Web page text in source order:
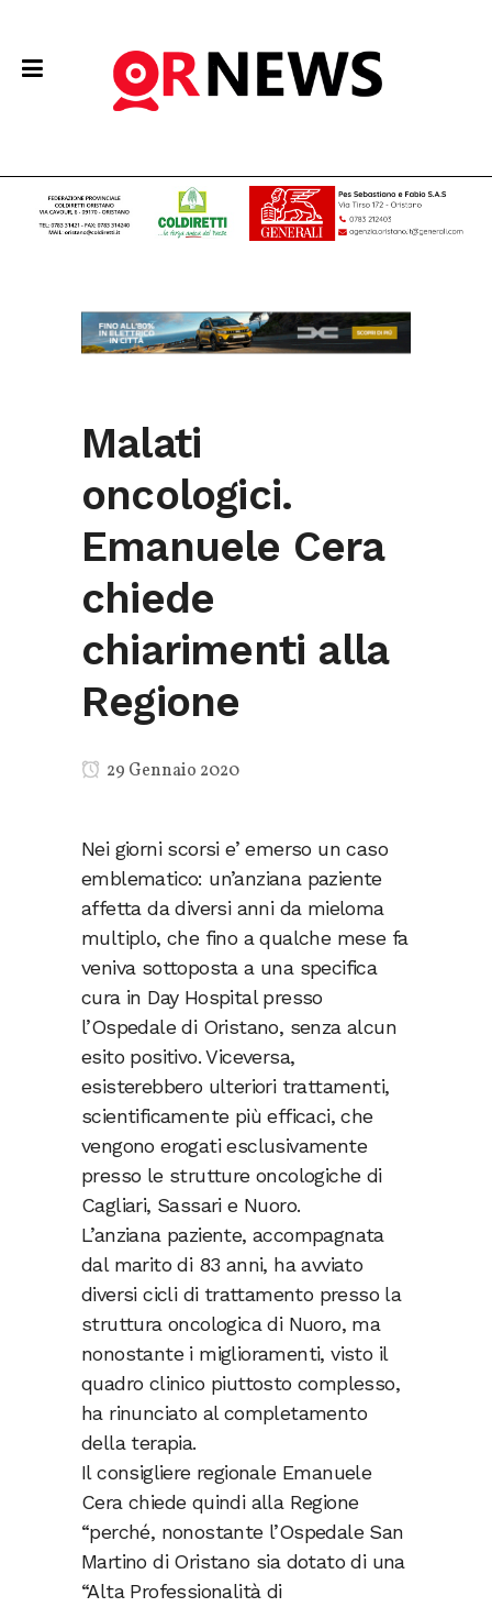
Malati
oncologici.
Emanuele Cera
chiede
chiarimenti alla
Regione
29 Gennaio 2020
Nei giorni scorsi e’ emerso un caso
emblematico: un’anziana paziente
affetta da diversi anni da mieloma
multiplo, che fino a qualche mese fa
veniva sottoposta a una specifica
cura in Day Hospital presso
l’Ospedale di Oristano, senza alcun
esito positivo. Viceversa,
esisterebbero ulteriori trattamenti,
scientificamente più efficaci, che
vengono erogati esclusivamente
presso le strutture oncologiche di
Cagliari, Sassari e Nuoro.
L’anziana paziente, accompagnata
dal marito di 83 anni, ha avviato
diversi cicli di trattamento presso la
struttura oncologica di Nuoro, ma
nonostante i miglioramenti, visto il
quadro clinico piuttosto complesso,
ha rinunciato al completamento
della terapia.
Il consigliere regionale Emanuele
Cera chiede quindi alla Regione
“perché, nonostante l’Ospedale San
Martino di Oristano sia dotato di una
“Alta Professionalità di